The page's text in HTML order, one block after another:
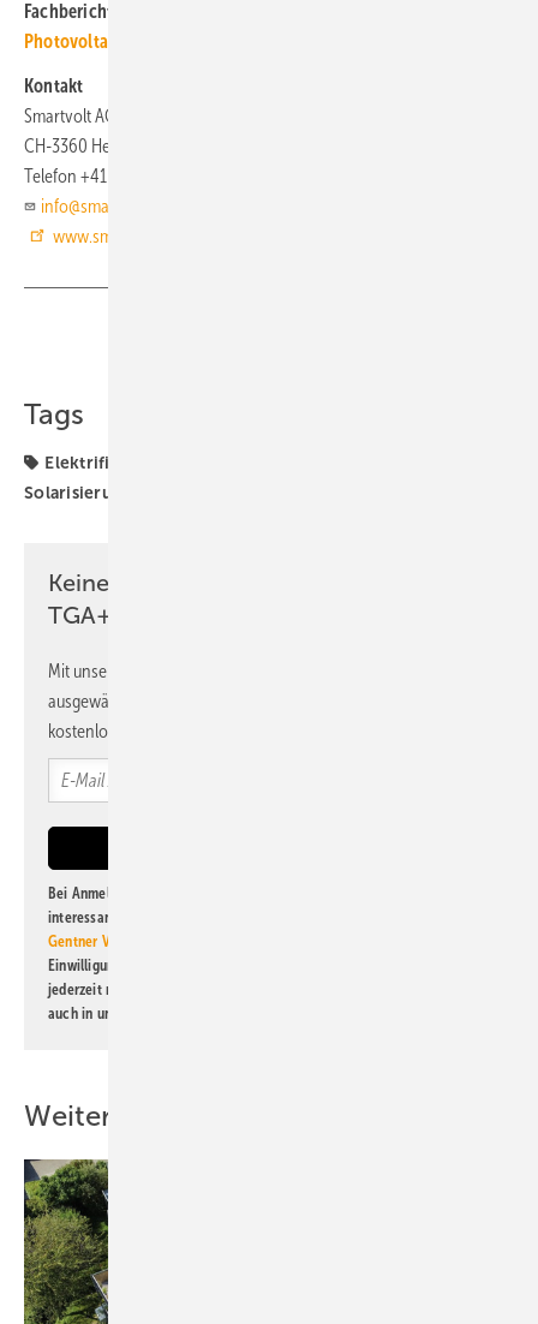
Fachberichte mit ähnlichen Themen bündelt das
Photovoltaik
Kontakt
Smartvolt AG
CH-3360 Herzogenbuchsee
Telefon +41 62 961 92 10
info@smartvolt.ch
www.smartvolt.ch
Tags
Elektrifizierung
Solarisierung von Dachflächen
Keine Zeit? Kein Problem mit dem
TGA+E Newsletter!
Mit unserem Newsletter erhalten Sie regelmäßig von uns
ausgewählte Informationen und Neuigkeiten, gebündelt und
kostenlos direkt ins Postfach.
Bei Anmeldung zu diesem Newsletter bin ich damit einverstanden, über
interessante Verlags- und Online-Angebote
Gentner Verlag GmbH & Co. KG
Einwilligung kann ich jederzeit widerrufen und eine Abmeldung ist
jederzeit möglich. Informationen zum Umgang mit Daten finden Sie
auch in unserer
Weitere Inhalte